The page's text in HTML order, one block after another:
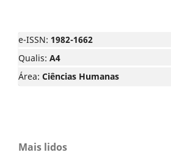
e-ISSN: 1982-1662
Qualis: A4
Área: Ciências Humanas
Mais lidos